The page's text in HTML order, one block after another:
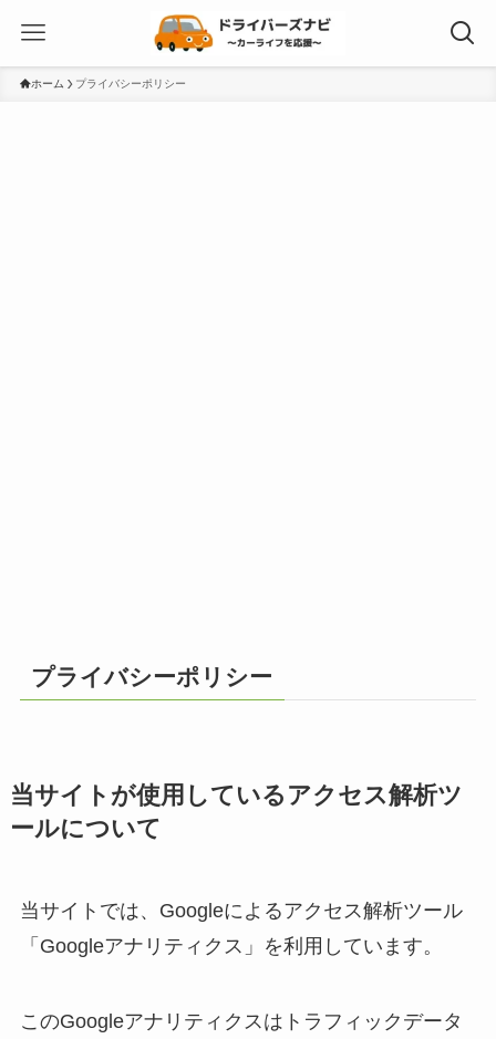
ホーム プライバシーポリシー
プライバシーポリシー
当サイトが使用しているアクセス解析ツ
ールについて
当サイトでは、Googleによるアクセス解析ツール
「Googleアナリティクス」を利用しています。
このGoogleアナリティクスはトラフィックデータ